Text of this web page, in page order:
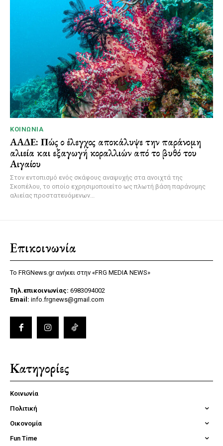
ΚΟΙΝΩΝΊΑ
ΑΑΔΕ: Πώς ο έλεγχος αποκάλυψε την παράνομη
αλιεία και εξαγωγή κοραλλιών από το βυθό του
Αιγαίου
Στον εντοπισμό ενός σκάφους αναψυχής στα ανοιχτά της
Σκοπέλου, το οποίο εχρησιμοποιείτο ως πλωτή βάση παράνομης
αλιείας προστατευόμενων...
Επικοινωνία
Το FRGNews.gr ανήκει στην «FRG MEDIA NEWS»
Τηλ.επικοινωνίας: 6983094002
Email: info.frgnews@gmail.com
Κατηγορίες
Κοινωνία
Πολιτική
Οικονομία
Fun Time